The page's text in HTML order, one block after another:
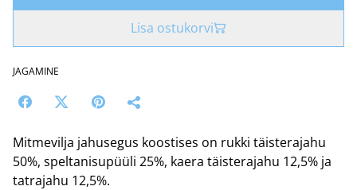
Lisa ostukorvi
JAGAMINE
Mitmevilja jahusegus koostises on rukki täisterajahu
50%, speltanisupüüli 25%, kaera täisterajahu 12,5% ja
tatrajahu 12,5%.